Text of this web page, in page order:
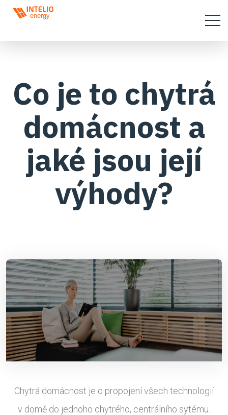
Co je to chytrá
domácnost a
jaké jsou její
výhody?
Chytrá domácnost je o propojení všech technologií
v domě do jednoho chytrého, centrálního sytému.